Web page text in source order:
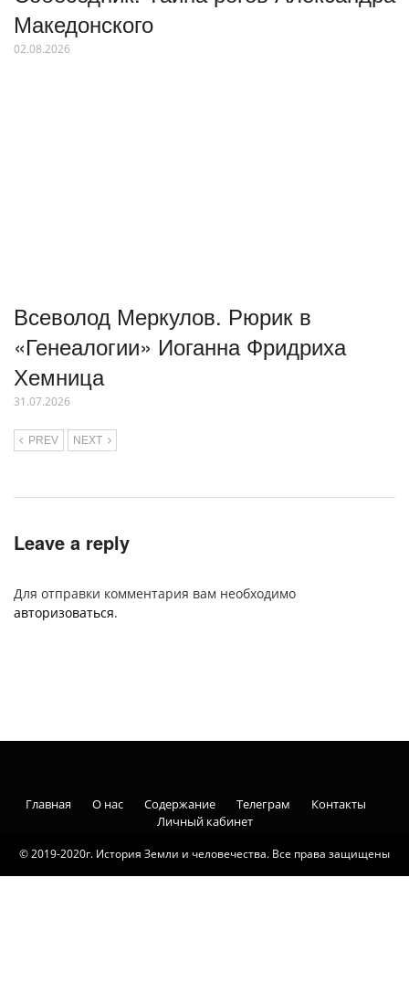
Македонского
02.08.2026
Всеволод Меркулов. Рюрик в
«Генеалогии» Иоганна Фридриха
Хемница
31.07.2026
PREV NEXT
Leave a reply
Для отправки комментария вам необходимо
авторизоваться.
© 2019-2020г. История Земли и человечества. Все права защищены
Главная О нас Содержание Телеграм
Контакты
Личный кабинет